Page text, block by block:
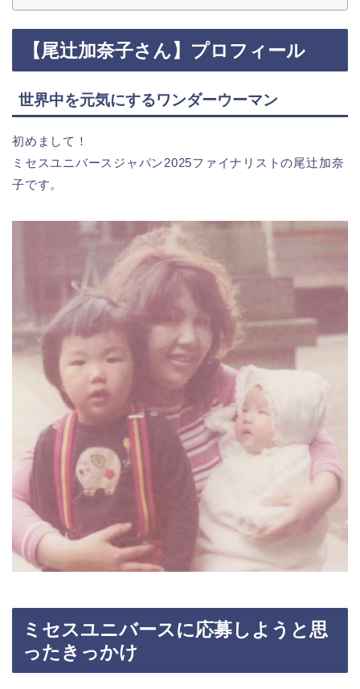
【尾辻加奈子さん】プロフィール
世界中を元気にするワンダーウーマン
初めまして！
ミセスユニバースジャパン2025ファイナリストの尾辻加奈
子です。
ミセスユニバースに応募しようと思
ったきっかけ